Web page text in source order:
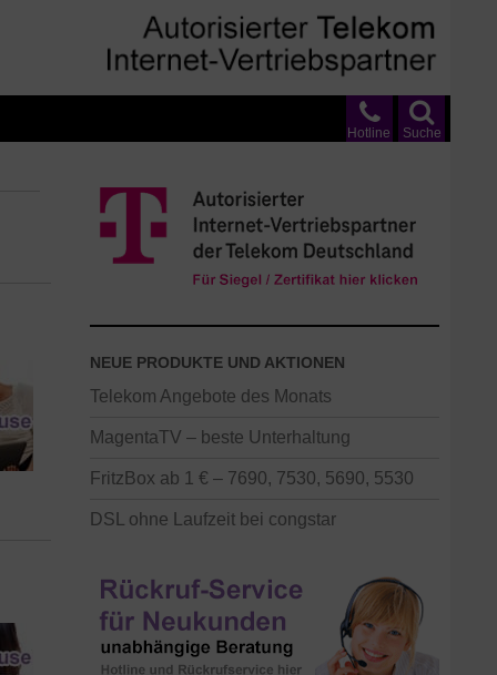
Suche
Hotline
NEUE PRODUKTE UND AKTIONEN
Telekom Angebote des Monats
MagentaTV – beste Unterhaltung
FritzBox ab 1 € – 7690, 7530, 5690, 5530
DSL ohne Laufzeit bei congstar